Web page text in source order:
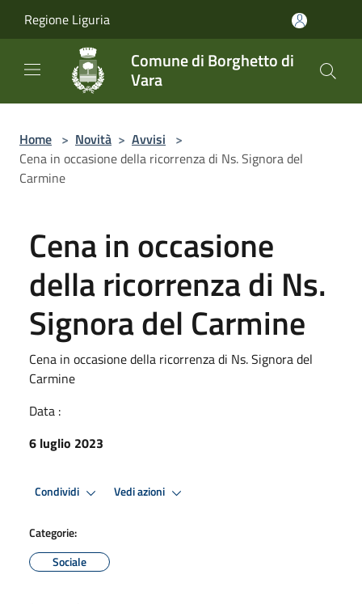
Regione Liguria
Comune di Borghetto di
Vara
Home > Novità > Avvisi >
Cena in occasione della ricorrenza di Ns. Signora del
Carmine
Cena in occasione
della ricorrenza di Ns.
Signora del Carmine
Cena in occasione della ricorrenza di Ns. Signora del
Carmine
Data :
6 luglio 2023
Condividi Vedi azioni
Categorie:
Sociale